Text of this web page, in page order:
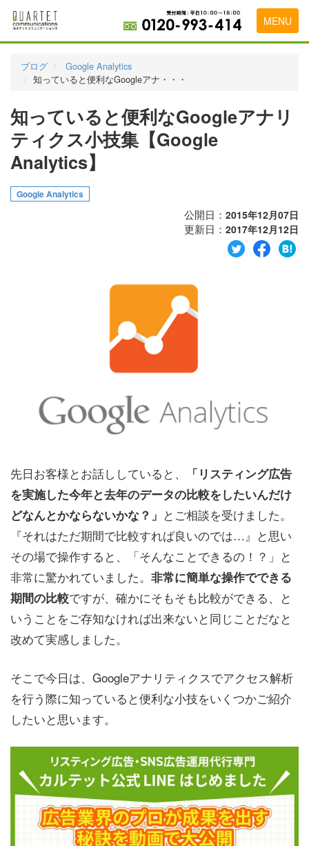
MENU
料金表
実績・お客様の声
初めて導入をお考えの方
代理店の乗り換えをお考えの方
広告代理店・HP制作会社様へ
ブログ
Google Analytics
知っていると便利なGoogleアナ・・・
知っていると便利なGoogleアナリ
ティクス小技集【Google
Analytics】
Google Analytics
公開日： 2015年12月07日
更新日： 2017年12月12日
先日お客様とお話ししていると、
「リスティング広告
を実施した今年と去年のデータの比較をしたいんだけ
どなんとかならないかな？」 とご相談を受けました。
『それはただ期間で比較すれば良いのでは…』と思い
その場で操作すると、「そんなことできるの！？」と
非常に驚かれていました。 非常に簡単な操作でできる
期間の比較ですが、確かにそもそも比較ができる、と
いうことをご存知なければ出来ないと同じことだなと
改めて実感しました。
そこで今日は、Googleアナリティクスでアクセス解析
を行う際に知っていると便利な小技をいくつかご紹介
したいと思います。